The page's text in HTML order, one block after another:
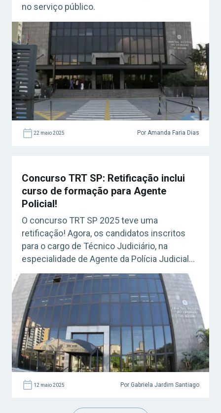
no serviço público.
22 maio 2025 Por Amanda Faria Dias
Concurso TRT SP: Retificação inclui
curso de formação para Agente
Policial!
O concurso TRT SP 2025 teve uma
retificação! Agora, os candidatos inscritos
para o cargo de Técnico Judiciário, na
especialidade de Agente da Polícia Judicial
passarão por uma nova etapa de avaliação: O
Curso de Formação! Confira!
12 maio 2025 Por Gabriela Jardim Santiago